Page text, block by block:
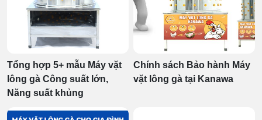
Tổng hợp 5+ mẫu Máy vặt
lông gà Công suất lớn,
Năng suất khủng
Chính sách Bảo hành Máy
vặt lông gà tại Kanawa